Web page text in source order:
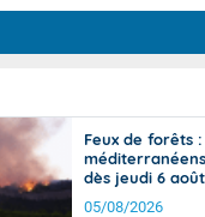
Articles
Phénomènes
des
Feux de forêts
dès jeudi 6 août
05/08/2026